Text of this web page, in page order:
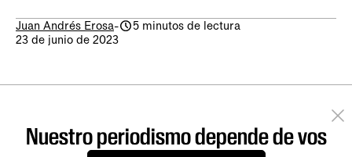
Juan Andrés Erosa-
5 minutos de lectura
23 de junio de 2023
Nuestro periodismo depende de vos